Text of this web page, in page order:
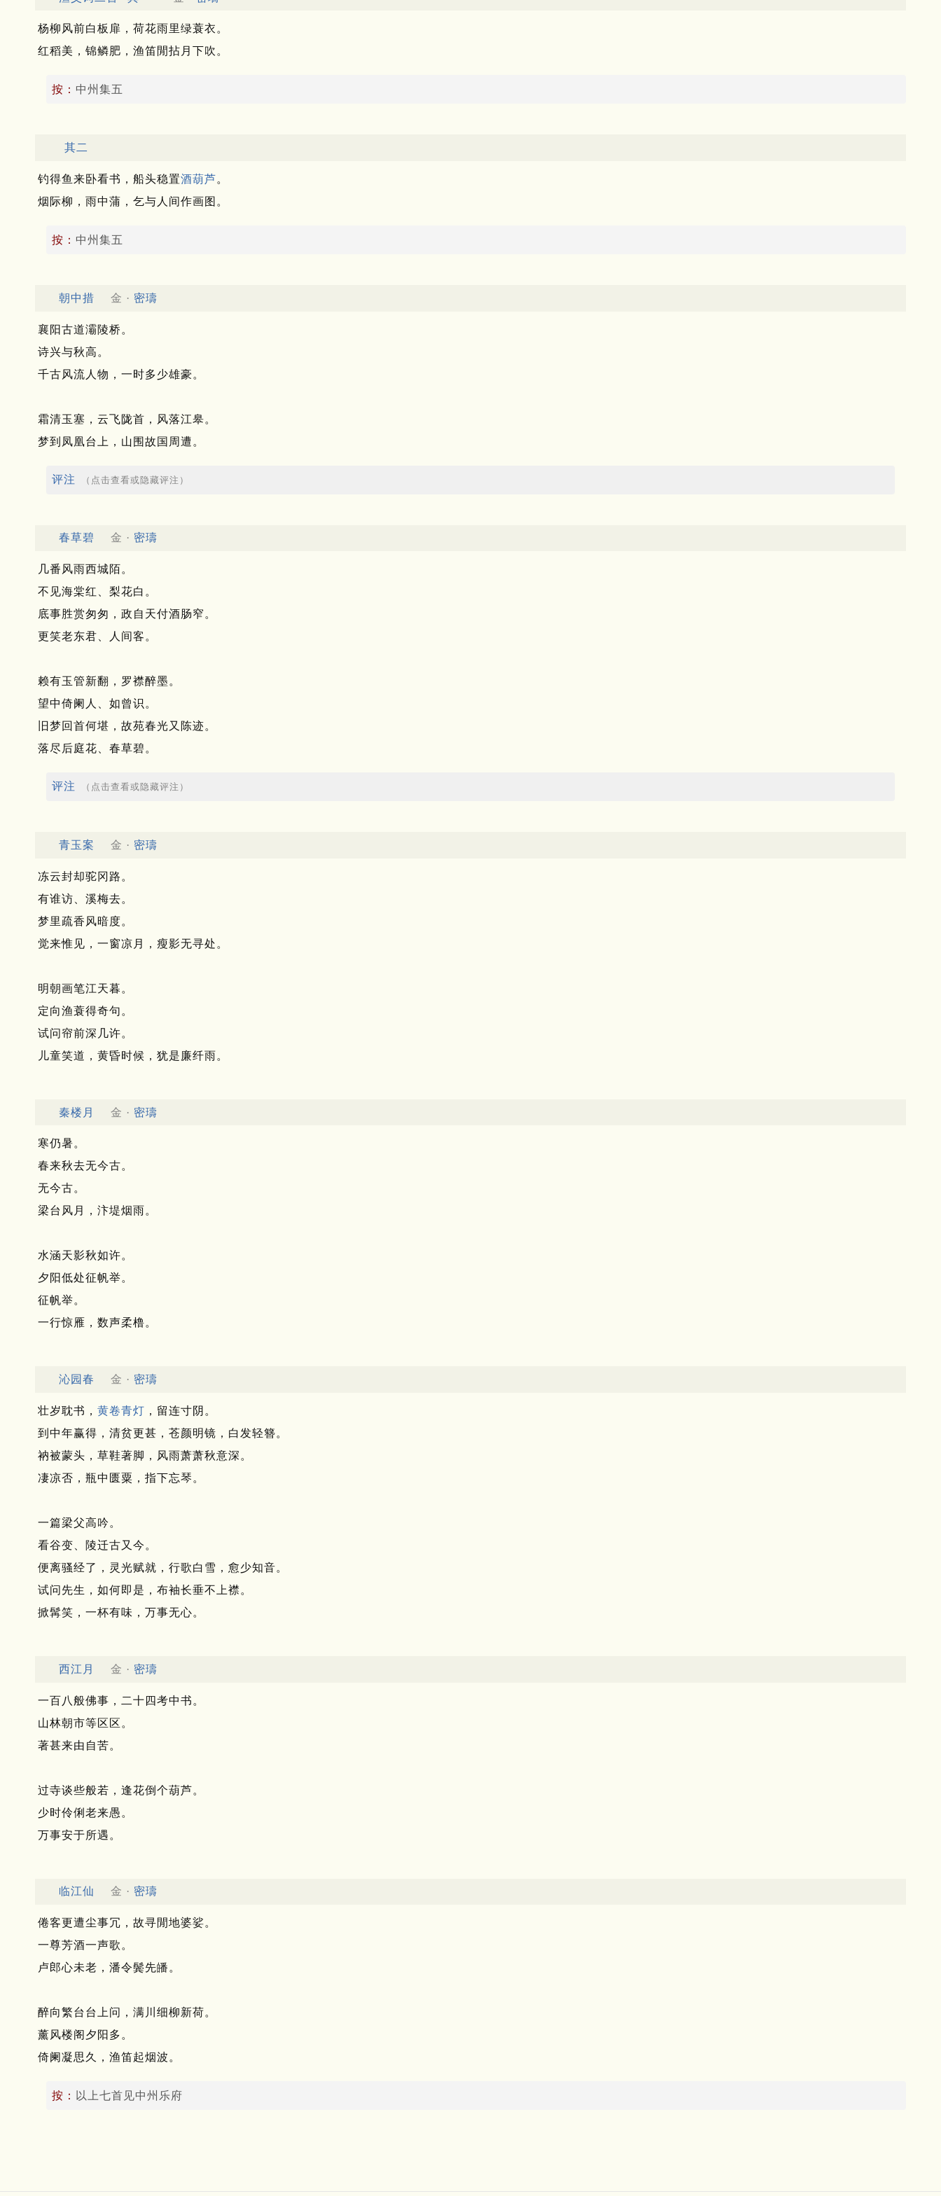
杨柳风前白板扉，荷花雨里绿蓑衣。
红稻美，锦鳞肥，渔笛閒拈月下吹。
按： 中州集五
其二
钓得鱼来卧看书，船头稳置酒葫芦。
烟际柳，雨中蒲，乞与人间作画图。
按： 中州集五
朝中措 金 · 密璹
襄阳古道灞陵桥。
诗兴与秋高。
千古风流人物，一时多少雄豪。
霜清玉塞，云飞陇首，风落江皋。
梦到凤凰台上，山围故国周遭。
评注 （点击查看或隐藏评注）
春草碧 金 · 密璹
几番风雨西城陌。
不见海棠红、梨花白。
底事胜赏匆匆，政自天付酒肠窄。
更笑老东君、人间客。
赖有玉管新翻，罗襟醉墨。
望中倚阑人、如曾识。
旧梦回首何堪，故苑春光又陈迹。
落尽后庭花、春草碧。
评注 （点击查看或隐藏评注）
青玉案 金 · 密璹
冻云封却驼冈路。
有谁访、溪梅去。
梦里疏香风暗度。
觉来惟见，一窗凉月，瘦影无寻处。
明朝画笔江天暮。
定向渔蓑得奇句。
试问帘前深几许。
儿童笑道，黄昏时候，犹是廉纤雨。
秦楼月 金 · 密璹
寒仍暑。
春来秋去无今古。
无今古。
梁台风月，汴堤烟雨。
水涵天影秋如许。
夕阳低处征帆举。
征帆举。
一行惊雁，数声柔橹。
沁园春 金 · 密璹
壮岁耽书， 黄卷青灯 ，留连寸阴。
到中年赢得，清贫更甚，苍颜明镜，白发轻簪。
衲被蒙头，草鞋著脚，风雨萧萧秋意深。
凄凉否，瓶中匮粟，指下忘琴。
一篇梁父高吟。
看谷变、陵迁古又今。
便离骚经了，灵光赋就，行歌白雪，愈少知音。
试问先生，如何即是，布袖长垂不上襟。
掀髯笑，一杯有味，万事无心。
西江月 金 · 密璹
一百八般佛事，二十四考中书。
山林朝市等区区。
著甚来由自苦。
过寺谈些般若，逢花倒个葫芦。
少时伶俐老来愚。
万事安于所遇。
临江仙 金 · 密璹
倦客更遭尘事冗，故寻閒地婆娑。
一尊芳酒一声歌。
卢郎心未老，潘令鬓先皤。
醉向繁台台上问，满川细柳新荷。
薰风楼阁夕阳多。
倚阑凝思久，渔笛起烟波。
按： 以上七首见中州乐府